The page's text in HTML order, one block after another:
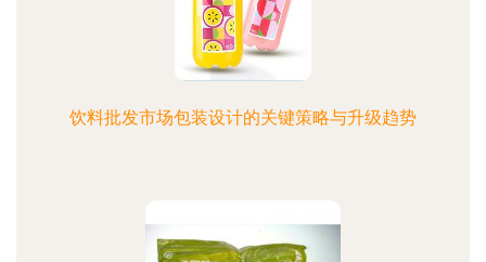
饮料批发市场包装设计的关键策略与升级趋势